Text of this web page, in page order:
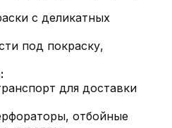
с деликатных
под покраску,
для доставки
отбойные